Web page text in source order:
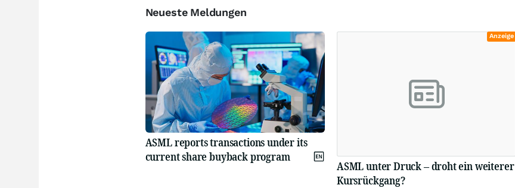
Neueste Meldungen
ASML reports transactions under its
current share buyback program
Anzeige
ASML unter Druck – droht ein weiterer
Kursrückgang?